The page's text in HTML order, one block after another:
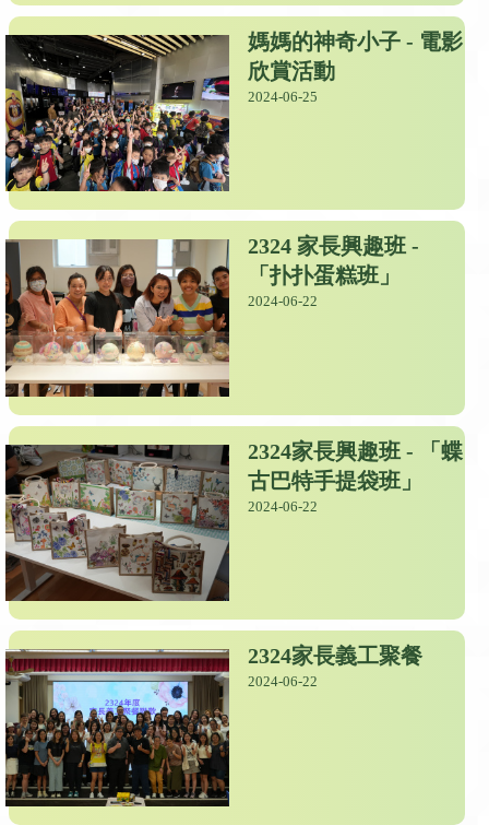
媽媽的神奇小子 - 電影
欣賞活動
2024-06-25
2324 家長興趣班 -
「扑扑蛋糕班」
2024-06-22
2324家長興趣班 - 「蝶
古巴特手提袋班」
2024-06-22
2324家長義工聚餐
2024-06-22